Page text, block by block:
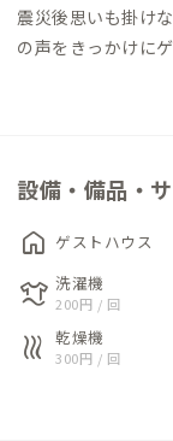
震災後思いも掛け
の声をきっかけに
名付けた雑木林が
設備・備品・
home ゲストハウス
laundry 洗濯機
200円 / 回
heat 乾燥機
300円 / 回